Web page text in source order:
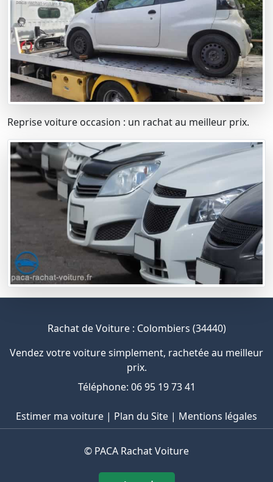
Reprise voiture occasion : un rachat au meilleur prix.
Rachat de Voiture : Colombiers (34440)
Vendez votre voiture simplement, rachetée au meilleur
prix.
Téléphone: 06 95 19 73 41
Estimer ma voiture | Plan du Site | Mentions légales
© PACA Rachat Voiture